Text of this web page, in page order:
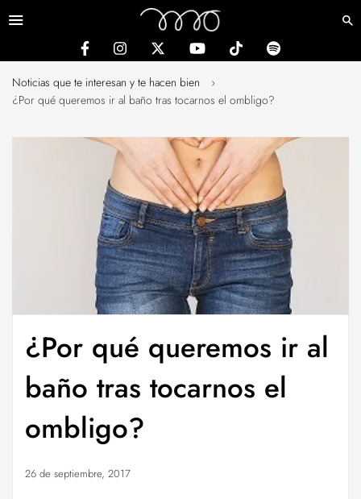
Noticias que te interesan y te hacen bien
›
¿Por qué queremos ir al baño tras tocarnos el ombligo?
¿Por qué queremos ir al
baño tras tocarnos el
ombligo?
26 de septiembre, 2017